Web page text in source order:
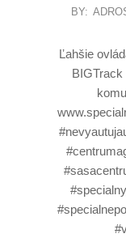
BY:
Ľahšie